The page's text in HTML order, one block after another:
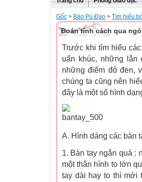
Gốc > Báo Pú Đao > Tìm hiểu
Đoán tính cách qua
Trước khi tìm hiểu
uẩn khúc, những lằn
những điểm đỏ đen,
chúng ta cũng nên
đây là một số hình
A. Hình dáng các bàn
1. Bàn tay ngắn quá :
một thân hình to lớn
tay dài hay to thì mới